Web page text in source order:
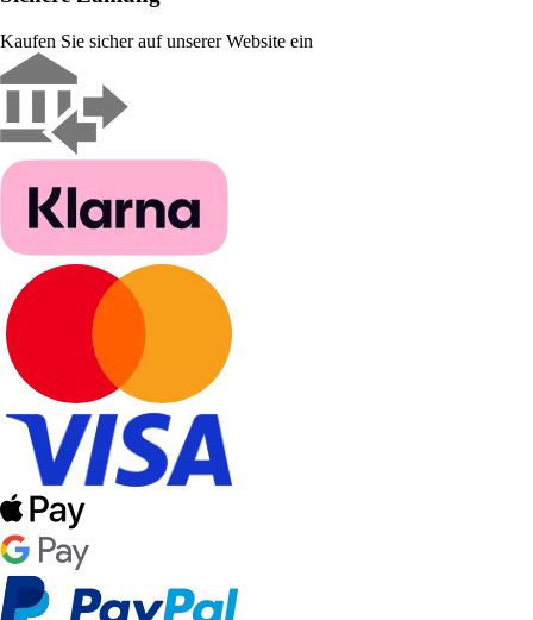
Kaufen Sie sicher auf unserer Website ein